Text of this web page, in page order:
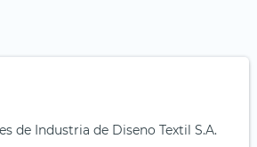
de Industria de Diseno Textil S.A.